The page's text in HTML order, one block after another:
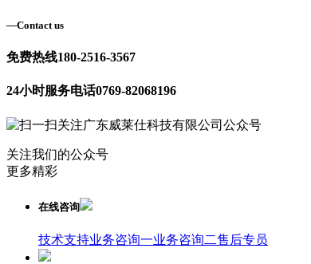
—Contact us
免费热线180-2516-3567
24小时服务电话0769-82068196
关注我们的公众号
更多精彩
在线咨询
技术支持业务咨询一业务咨询二售后专员